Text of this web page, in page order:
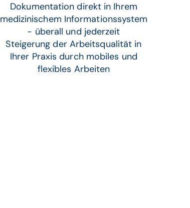
Dokumentation direkt in Ihrem
medizinischem Informationssystem
- überall und jederzeit
Steigerung der Arbeitsqualität in
Ihrer Praxis durch mobiles und
flexibles Arbeiten